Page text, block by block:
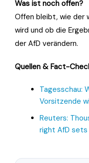
Was ist noch offen?
Offen bleibt, wie der
wird und ob die
der AfD verändern.
Quellen & Fact-
Tagesschau:
Vorsitzende
Reuters:
right AfD